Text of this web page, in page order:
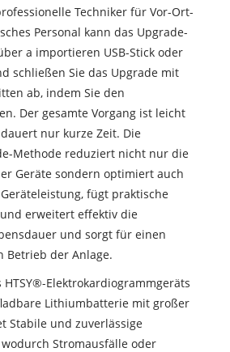
Techniker für Vor-Ort-
Personal kann das Upgrade-
a importieren USB-Stick oder
schließen Sie das Upgrade mit
ab, indem Sie den
Der gesamte Vorgang ist leicht
nur kurze Zeit. Die
Methode reduziert nicht nur die
Geräte sondern optimiert auch
fügt praktische
erweitert effektiv die
und sorgt für einen
Betrieb der Anlage.
Elektrokardiogrammgeräts
Lithiumbatterie mit großer
Stabile und zuverlässige
Stromausfälle oder